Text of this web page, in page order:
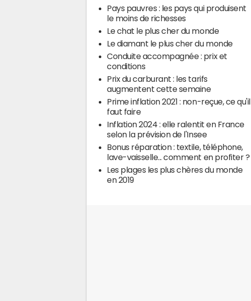
Pays pauvres : les pays qui produisent
le moins de richesses
Le chat le plus cher du monde
Le diamant le plus cher du monde
Conduite accompagnée : prix et
conditions
Prix du carburant : les tarifs
augmentent cette semaine
Prime inflation 2021 : non-reçue, ce qu'il
faut faire
Inflation 2024 : elle ralentit en France
selon la prévision de l'Insee
Bonus réparation : textile, téléphone,
lave-vaisselle... comment en profiter ?
Les plages les plus chères du monde
en 2019